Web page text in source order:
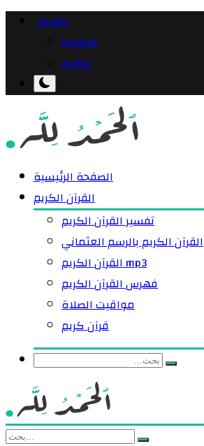
Arabic
English
Arabic
الصفحة الرئيسية
القرآن الكريم
تفسير القرآن الكريم
القرآن الكريم بالرسم العثماني
القرآن الكريم mp3
فهرس القرآن الكريم
مواقيت الصلاة
قرآن كريم